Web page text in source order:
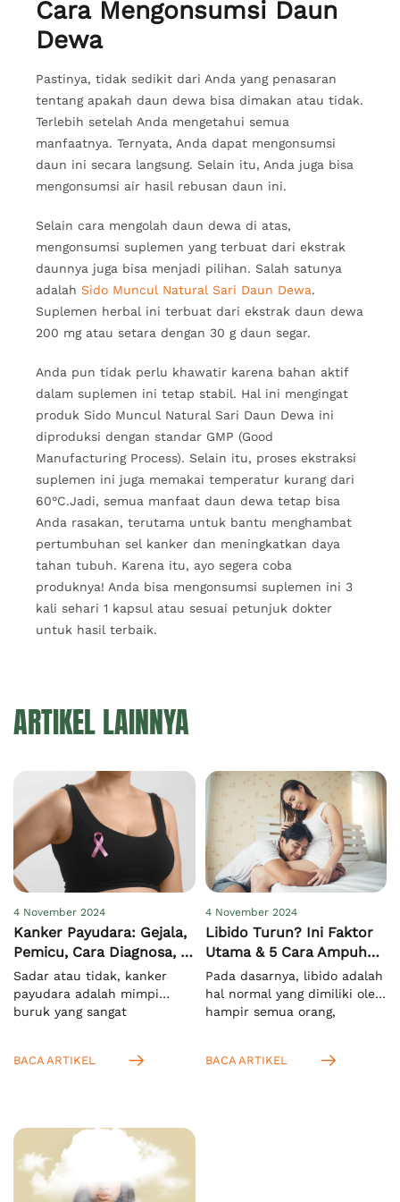
Cara Mengonsumsi Daun
Dewa
Pastinya, tidak sedikit dari Anda yang penasaran
tentang apakah daun dewa bisa dimakan atau tidak.
Terlebih setelah Anda mengetahui semua
manfaatnya. Ternyata, Anda dapat mengonsumsi
daun ini secara langsung. Selain itu, Anda juga bisa
mengonsumsi air hasil rebusan daun ini.
Selain cara mengolah daun dewa di atas,
mengonsumsi suplemen yang terbuat dari ekstrak
daunnya juga bisa menjadi pilihan. Salah satunya
adalah Sido Muncul Natural Sari Daun Dewa.
Suplemen herbal ini terbuat dari ekstrak daun dewa
200 mg atau setara dengan 30 g daun segar.
Anda pun tidak perlu khawatir karena bahan aktif
dalam suplemen ini tetap stabil. Hal ini mengingat
produk Sido Muncul Natural Sari Daun Dewa ini
diproduksi dengan standar GMP (Good
Manufacturing Process). Selain itu, proses ekstraksi
suplemen ini juga memakai temperatur kurang dari
60°C.Jadi, semua manfaat daun dewa tetap bisa
Anda rasakan, terutama untuk bantu menghambat
pertumbuhan sel kanker dan meningkatkan daya
tahan tubuh. Karena itu, ayo segera coba
produknya! Anda bisa mengonsumsi suplemen ini 3
kali sehari 1 kapsul atau sesuai petunjuk dokter
untuk hasil terbaik.
ARTIKEL LAINNYA
4 November 2024
Kanker Payudara: Gejala,
Pemicu, Cara Diagnosa, &
Pengobatan
Sadar atau tidak, kanker
payudara adalah mimpi
buruk yang sangat
pada wanita. Hal ini
tahun 2022 ada sekitar 2,3
juta kasus dan 670.000
kematian secara global
akibat masalah ini.[1]
BACA ARTIKEL
4 November 2024
Libido Turun? Ini Faktor
Utama & 5 Cara Ampuh
Meningkatkannya
Pada dasarnya, libido adalah
hal normal yang dimiliki oleh
hampir semua orang,
Menurut KBBI, istilah ini
BACA ARTIKEL